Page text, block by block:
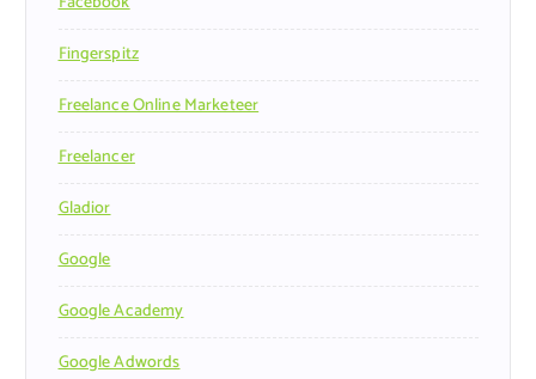
Fingerspitz
Freelance Online Marketeer
Freelancer
Gladior
Google
Google Academy
Google Adwords